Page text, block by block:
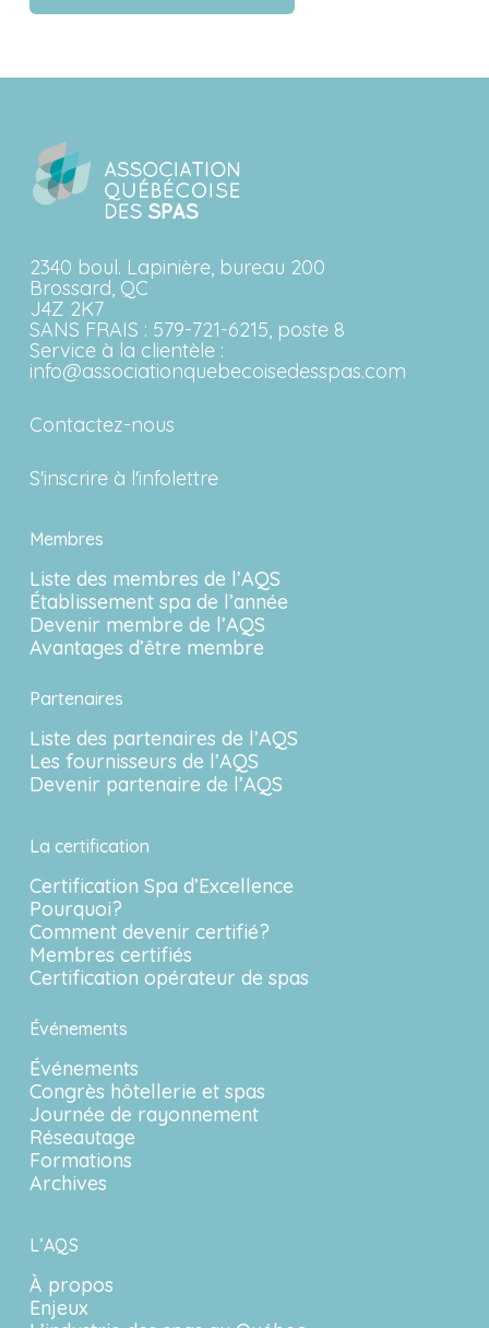
2340 boul. Lapinière, bureau 200
Brossard, QC
J4Z 2K7
SANS FRAIS : 579-721-6215, poste 8
Service à la clientèle :
info@associationquebecoisedesspas.com
Contactez-nous
S'inscrire à l'infolettre
Membres
Liste des membres de l’AQS
Établissement spa de l’année
Devenir membre de l’AQS
Avantages d’être membre
Partenaires
Liste des partenaires de l’AQS
Les fournisseurs de l’AQS
Devenir partenaire de l’AQS
La certification
Certification Spa d’Excellence
Pourquoi?
Comment devenir certifié?
Membres certifiés
Certification opérateur de spas
Événements
Événements
Congrès hôtellerie et spas
Journée de rayonnement
Réseautage
Formations
Archives
L’AQS
À propos
Enjeux